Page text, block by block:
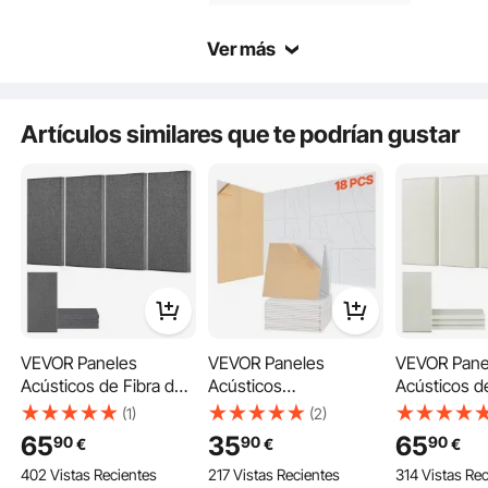
Ver más
Artículos similares que te podrían gustar
VEVOR Paneles
Acústicos de Fibra de
Vidrio, Paneles de
Absorción de Sonido,
Insonorizados
Autoadhesivos, para
(1)
6590€
402 Vistas Recientes
VEVOR Paneles
Acústicos
Autoadhesivos, 18 uds,
30 x 30 x 1 cm,
Espuma Insonorizada,
Fibra de Poliéster, Alta
(2)
3590€
217 Vistas Recientes
VEVOR
Acústicos
Vidrio,
Absorción
6590€
314 Vistas